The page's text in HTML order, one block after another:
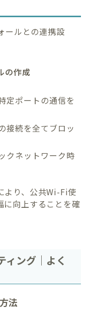
ールとの連携設
の作成
定ポートの通信を
接続を全てブロッ
クネットワーク時
より、公共Wi-Fi使
に向上することを確
ィング｜よく
法